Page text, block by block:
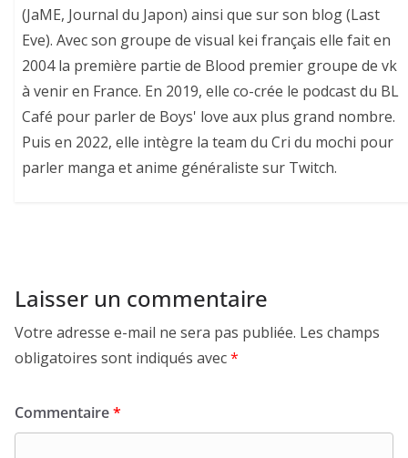
(JaME, Journal du Japon) ainsi que sur son blog (Last
Eve). Avec son groupe de visual kei français elle fait en
2004 la première partie de Blood premier groupe de vk
à venir en France. En 2019, elle co-crée le podcast du BL
Café pour parler de Boys' love aux plus grand nombre.
Puis en 2022, elle intègre la team du Cri du mochi pour
parler manga et anime généraliste sur Twitch.
Laisser un commentaire
Votre adresse e-mail ne sera pas publiée. Les champs
obligatoires sont indiqués avec*
Commentaire*